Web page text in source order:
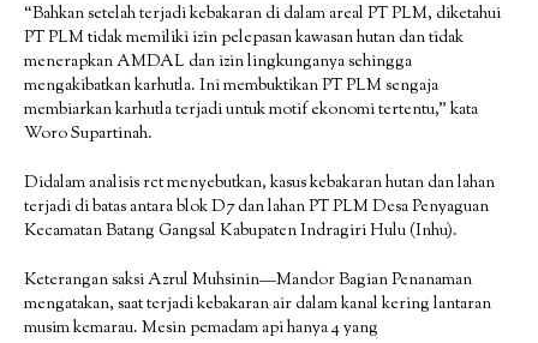
“Bahkan setelah terjadi kebakaran di dalam areal PT PLM, diketahui
PT PLM tidak memiliki izin pelepasan kawasan hutan dan tidak
menerapkan AMDAL dan izin lingkunganya sehingga
mengakibatkan karhutla. Ini membuktikan PT PLM sengaja
membiarkan karhutla terjadi untuk motif ekonomi tertentu,” kata
Woro Supartinah.
Didalam analisis rct menyebutkan, kasus kebakaran hutan dan lahan
terjadi di batas antara blok D7 dan lahan PT PLM Desa Penyaguan
Kecamatan Batang Gangsal Kabupaten Indragiri Hulu (Inhu).
Keterangan saksi Azrul Muhsinin—Mandor Bagian Penanaman
mengatakan, saat terjadi kebakaran air dalam kanal kering lantaran
musim kemarau. Mesin pemadam api hanya 4 yang